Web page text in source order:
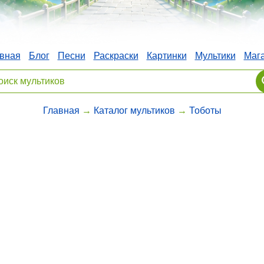
Блог Песни Раскраски Картинки Мультики
Главная → Каталог мультиков → Тоботы